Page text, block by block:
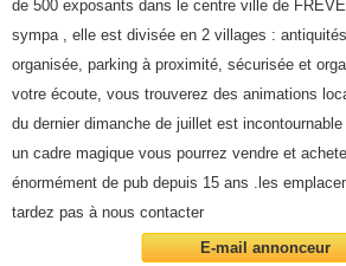
de 500 exposants dans le centre ville de
sympa , elle est divisée en 2 villages :
organisée, parking à proximité, sécurisée et
votre écoute, vous trouverez des animations
du dernier dimanche de juillet est
un cadre magique vous pourrez vendre et
énormément de pub depuis 15 ans .les
tardez pas à nous contacter
E-mail annonceur